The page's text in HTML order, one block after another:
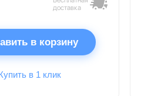
доставка
в корзину
в 1 клик